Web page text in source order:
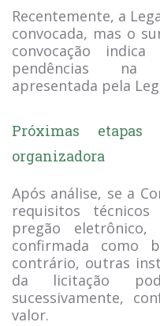
Recentemente, a
convocada, mas o
convocação
pendências na
apresentada pela
Próximas
organizadora
Após análise, se a
requisitos
pregão
confirmada como
contrário, outras
da licitação
sucessivamente,
valor.